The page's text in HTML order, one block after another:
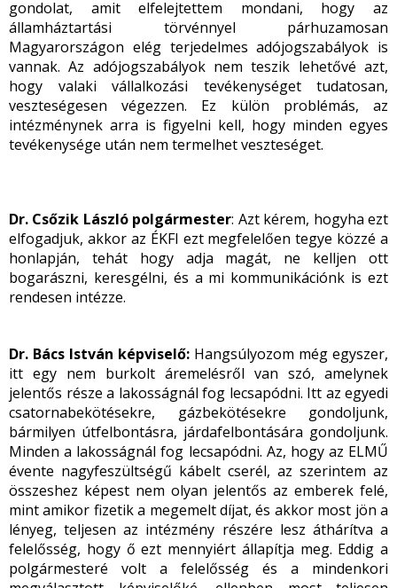
gondolat, amit elfelejtettem mondani, hogy az
államháztartási törvénnyel párhuzamosan
Magyarországon elég terjedelmes adójogszabályok is
vannak. Az adójogszabályok nem teszik lehetővé azt,
hogy valaki vállalkozási tevékenységet tudatosan,
veszteségesen végezzen. Ez külön problémás, az
intézménynek arra is figyelni kell, hogy minden egyes
tevékenysége után nem termelhet veszteséget.
Dr. Csőzik László polgármester: Azt kérem, hogyha ezt
elfogadjuk, akkor az ÉKFI ezt megfelelően tegye közzé a
honlapján, tehát hogy adja magát, ne kelljen ott
bogarászni, keresgélni, és a mi kommunikációnk is ezt
rendesen intézze.
Dr. Bács István képviselő: Hangsúlyozom még egyszer,
itt egy nem burkolt áremelésről van szó, amelynek
jelentős része a lakosságnál fog lecsapódni. Itt az egyedi
csatornabekötésekre, gázbekötésekre gondoljunk,
bármilyen útfelbontásra, járdafelbontására gondoljunk.
Minden a lakosságnál fog lecsapódni. Az, hogy az ELMŰ
évente nagyfeszültségű kábelt cserél, az szerintem az
összeshez képest nem olyan jelentős az emberek felé,
mint amikor fizetik a megemelt díjat, és akkor most jön a
lényeg, teljesen az intézmény részére lesz áthárítva a
felelősség, hogy ő ezt mennyiért állapítja meg. Eddig a
polgármesteré volt a felelősség és a mindenkori